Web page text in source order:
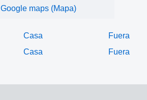
Google maps (Mapa)
Casa
Fuera
Casa Fuera